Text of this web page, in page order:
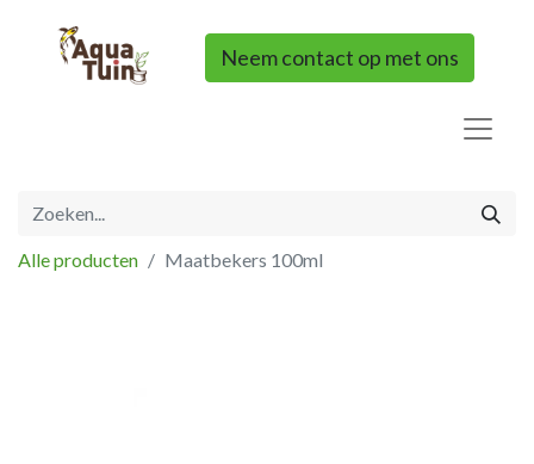
Neem contact op met ons
Alle producten Maatbekers 100ml